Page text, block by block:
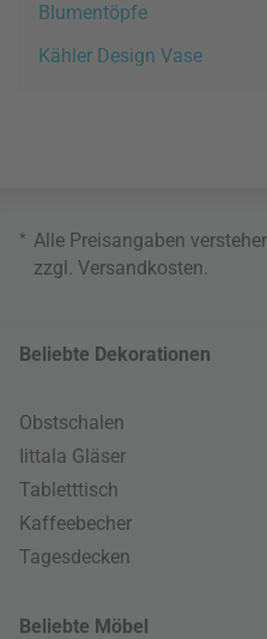
Blumentöpfe
Kähler Design Vase
* Alle Preisangaben
zzgl. Versandkosten.
Beliebte Dekorationen
Obstschalen
Iittala Gläser
Tabletttisch
Kaffeebecher
Tagesdecken
Beliebte Möbel